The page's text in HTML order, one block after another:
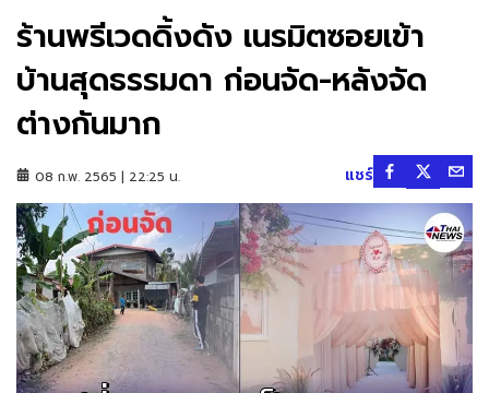
ร้านพรีเวดดิ้งดัง เนรมิตซอยเข้า
บ้านสุดธรรมดา ก่อนจัด-หลังจัด
ต่างกันมาก
08 ก.พ. 2565 | 22:25 น. แชร์